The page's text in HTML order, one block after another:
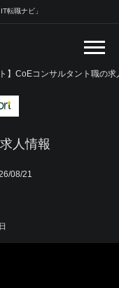
転職ナビ」
】CoEコンサルタント職の求
人情報
08/21